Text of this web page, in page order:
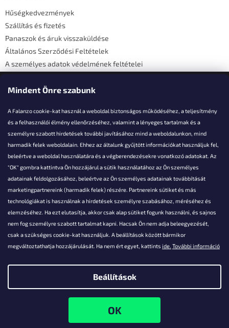
Mindent Önre szabunk
A Falanzo cookie-kat használ a weboldal biztonságos működéséhez, a teljesítmény
és a felhasználói élmény ellenőrzéséhez, valamint a lényeges tartalmak és a
személyre szabott hirdetések további javításához mind a weboldalunkon, mind
harmadik felek weboldalain. Ehhez az általunk gyűjtött információkat használjuk fel,
beleértve a weboldal használatára és a végberendezésekre vonatkozó adatokat. Az
"OK" gombra kattintva Ön hozzájárul a sütik használatához az Ön személyes
adatainak feldolgozásához, beleértve az Ön személyes adatainak továbbítását
marketingpartnereink (harmadik felek) részére. Partnereink sütiket és más
technológiákat is használnak a hirdetések személyre szabásához, méréséhez és
elemzéséhez. Ha ezt elutasítja, akkor csak alap sütiket fogunk használni, és sajnos
nem fog személyre szabott tartalmat kapni. Hacsak Ön nem adja beleegyezését,
csak a szükséges cookie-kat használjuk. A beállítások között bármikor
megváltoztathatja hozzájárulását. Ha nem ért egyet, kattints ide. További információ
Beállítások
Hűségkedvezmények
Szállítás és fizetés
Panaszok és áruk visszaküldése
Általános Szerződési Feltételek
A személyes adatok védelmének feltételei
Elérhetőségi adatok
Akarsz kérdezni valamit?
info@falanzo.hu
Falanzo.hu. Minden jog fenntartva.